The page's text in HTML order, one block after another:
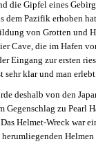
die Gipfel eines
dem Pazifik erhoben
von Grotten und
Cave, die im Hafen
Eingang zur ersten
sehr klar und man
deshalb von den
zu Pearl
Helmet-Wreck war